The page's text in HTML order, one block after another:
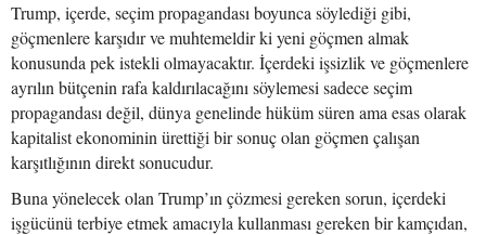
Trump, içerde, seçim propagandası boyunca söylediği gibi,
göçmenlere karşıdır ve muhtemeldir ki yeni göçmen almak
konusunda pek istekli olmayacaktır. İçerdeki işsizlik ve göçmenlere
ayrılın bütçenin rafa kaldırılacağını söylemesi sadece seçim
propagandası değil, dünya genelinde hüküm süren ama esas olarak
kapitalist ekonominin ürettiği bir sonuç olan göçmen çalışan
karşıtlığının direkt sonucudur.
Buna yönelecek olan Trump’ın çözmesi gereken sorun, içerdeki
işgücünü terbiye etmek amacıyla kullanması gereken bir kamçıdan,